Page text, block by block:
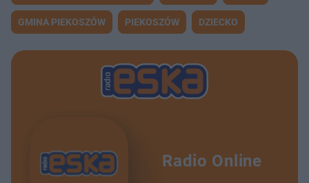
GMINA PIEKOSZÓW PIEKOSZÓW DZIECKO
Radio Online